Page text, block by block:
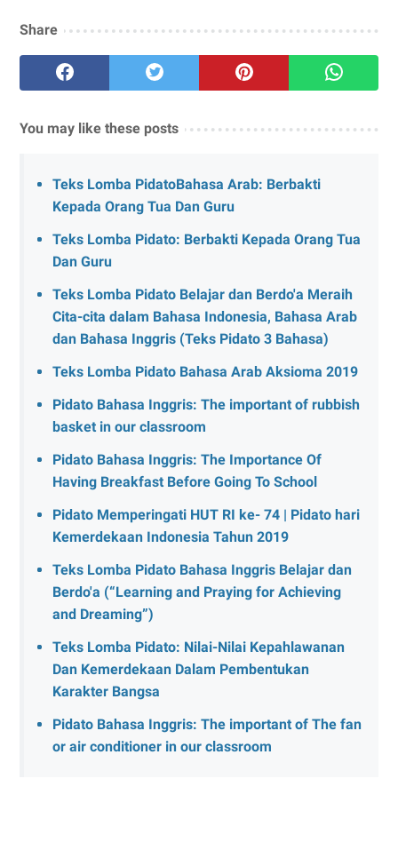
Share
You may like these posts
Teks Lomba PidatoBahasa Arab: Berbakti
Kepada Orang Tua Dan Guru
Teks Lomba Pidato: Berbakti Kepada Orang Tua
Dan Guru
Teks Lomba Pidato Belajar dan Berdo'a Meraih
Cita-cita dalam Bahasa Indonesia, Bahasa Arab
dan Bahasa Inggris (Teks Pidato 3 Bahasa)
Teks Lomba Pidato Bahasa Arab Aksioma 2019
Pidato Bahasa Inggris: The important of rubbish
basket in our classroom
Pidato Bahasa Inggris: The Importance Of
Having Breakfast Before Going To School
Pidato Memperingati HUT RI ke- 74 | Pidato hari
Kemerdekaan Indonesia Tahun 2019
Teks Lomba Pidato Bahasa Inggris Belajar dan
Berdo'a (“Learning and Praying for Achieving
and Dreaming”)
Teks Lomba Pidato: Nilai-Nilai Kepahlawanan
Dan Kemerdekaan Dalam Pembentukan
Karakter Bangsa
Pidato Bahasa Inggris: The important of The fan
or air conditioner in our classroom